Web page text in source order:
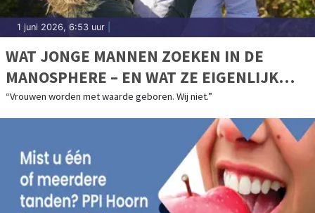
1 juni 2026, 6:53 uur
WAT JONGE MANNEN ZOEKEN IN DE
MANOSPHERE – EN WAT ZE EIGENLIJK
MISSEN
“Vrouwen worden met waarde geboren. Wij niet.”